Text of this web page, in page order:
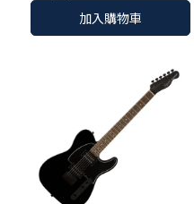
加入購物車